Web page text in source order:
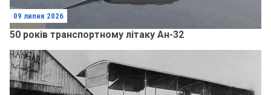
09 липня 2026
50 років транспортному літаку Ан-32